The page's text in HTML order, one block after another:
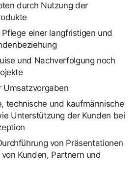
durch Nutzung der
einer langfristigen und
und Nachverfolgung noch
Umsatzvorgaben
technische und kaufmännische
Unterstützung der Kunden bei
von Präsentationen
Kunden, Partnern und